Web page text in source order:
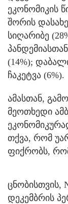
ეკონომიკის
შორის
სიღარიბე
(14%);
ჩაკეტვა (6%).
ამასთან,
მეოთხედი
თქვა, რომ
ფიქრობს,
ცნობისთვის,
დეკემბრის